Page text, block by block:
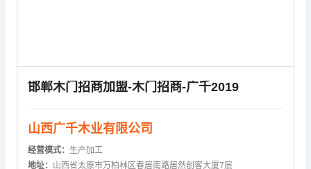
邯郸木门招商加盟-木门招商-广千2019
山西广千木业有限公司
经营模式： 生产加工
地址： 山西省太原市万柏林区春居南路居然创客大厦7层